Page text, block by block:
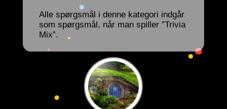
Alle spørgsmål i denne kategori indgår
som spørgsmål, når man spiller ”Trivia
Mix”.